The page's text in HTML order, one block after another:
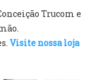
Trucom e
Visite nossa loja